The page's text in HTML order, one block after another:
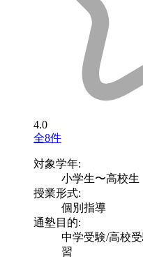
4.0
全8件
対象学年:
小学生〜高校生
授業形式:
個別指導
通塾目的:
中学受験/高校
習